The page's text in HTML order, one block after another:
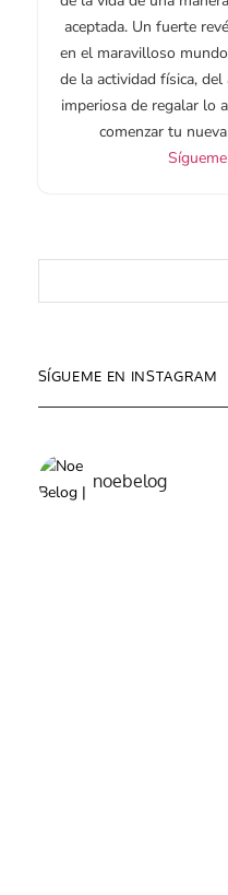
aceptada. Un fuerte
en el maravilloso
de la actividad física,
imperiosa de regalar lo
comenzar tu
SÍGUEME EN INSTAGRAM
noebelog